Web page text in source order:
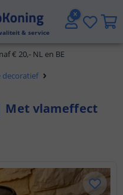
& service
€ 20,- NL en BE
9.1
decoratief
Met vlameffect